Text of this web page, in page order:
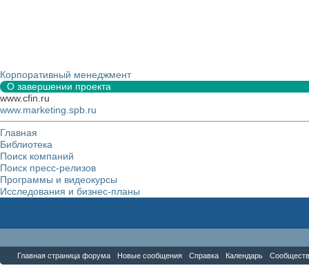
Корпоративный менеджмент
О завершении проекта
www.cfin.ru
www.marketing.spb.ru
Главная
Библиотека
Поиск компаний
Поиск пресс-релизов
Программы и видеокурсы
Исследования и бизнес-планы
Главная страница форума Новые сообщения Справка Календарь